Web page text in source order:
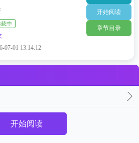
载中
07-01 13:14:12
开始阅读
章节目录
开始阅读